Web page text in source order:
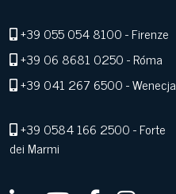
+39 055 054 8100- Firenze
+39 06 8681 0250- Róma
+39 041 267 6500- Wenecja
+39 0584 166 2500- Forte
dei Marmi